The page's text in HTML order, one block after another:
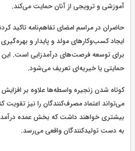
آموزشی و ترویجی از آنان حمایت می‌کند.
حاضران در مراسم امضای تفاهم‌نامه تاکید
ایجاد کسب‌وکارهای مولد و پایدار و
برای توسعه فرصت‌های درآمدزایی است. این
حمایتی یا خیریه‌ای تعریف می‌شود.
کوتاه شدن زنجیره واسطه‌ها علاوه بر
می‌تواند اعتماد مصرف‌کنندگان را نیز تقویت
بیشتری خواهند داشت که بخش عمده
به دست تولیدکنندگان واقعی می‌رسد.